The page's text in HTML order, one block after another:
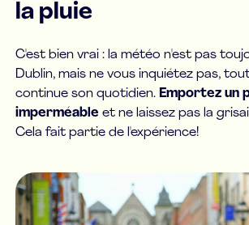
la pluie
C'est bien vrai : la météo n'est pas
Dublin, mais ne vous inquiétez pas,
continue son quotidien. Emportez un
imperméableet ne laissez pas la
Cela fait partie de l'expérience!